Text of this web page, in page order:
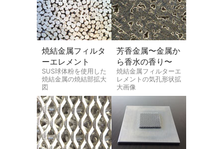
焼結金属フィルタ
ーエレメント
SUS球体粉を使用した
焼結金属の焼結部拡大
図
芳香金属〜金属か
ら香水の香り〜
焼結金属フィルターエ
レメントの気孔形状拡
大画像